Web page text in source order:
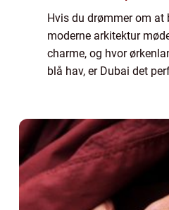
Hvis du drømmer om at
moderne arkitektur
charme, og hvor
blå hav, er Dubai det
skinnend...